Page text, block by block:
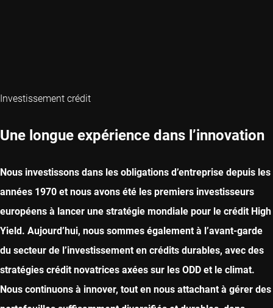
Investissement crédit
Une longue expérience dans l’innovation
Nous investissons dans les obligations d’entreprise depuis les
années 1970 et nous avons été les premiers investisseurs
européens à lancer une stratégie mondiale pour le crédit High
Yield. Aujourd’hui, nous sommes également à l’avant-garde
du secteur de l’investissement en crédits durables, avec des
stratégies crédit novatrices axées sur les ODD et le climat.
Nous continuons à innover, tout en nous attachant à gérer des